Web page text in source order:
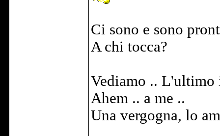
Ci sono e sono
A chi tocca?
Vediamo .. L'ultimo
Ahem .. a me ..
Una vergogna, lo